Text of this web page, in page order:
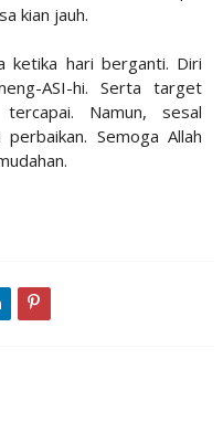
kian jauh.
ketika hari berganti. Diri
ASI-hi. Serta target
Namun, sesal
Semoga Allah